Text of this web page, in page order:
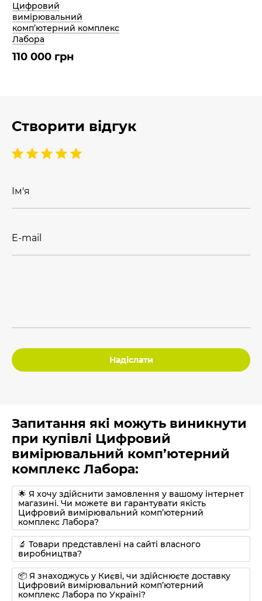
Цифровий
вимірювальний
комп’ютерний комплекс
Лабора
110 000 грн
Створити відгук
Ім'я
E-mail
Надіслати
Запитання які можуть виникнути
при купівлі Цифровий
вимірювальний комп’ютерний
комплекс Лабора:
🌟 Я хочу здійснити замовлення у вашому інтернет
магазині. Чи можете ви гарантувати якість
Цифровий вимірювальний комп’ютерний
комплекс Лабора?
🔬 Товари представлені на сайті власного
виробництва?
📦 Я знаходжусь у Києві, чи здійснюєте доставку
Цифровий вимірювальний комп’ютерний
комплекс Лабора по Україні?